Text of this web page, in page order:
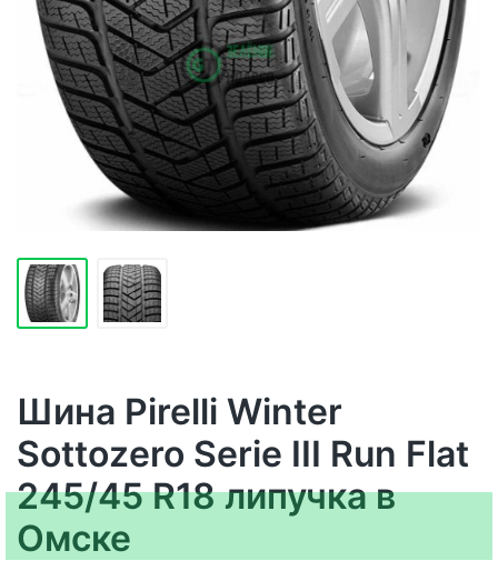
Шина Pirelli Winter
Sottozero Serie III Run Flat
245/45 R18 липучка в
Омске